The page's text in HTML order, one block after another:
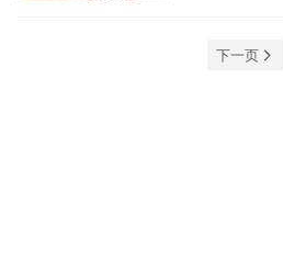
下一页